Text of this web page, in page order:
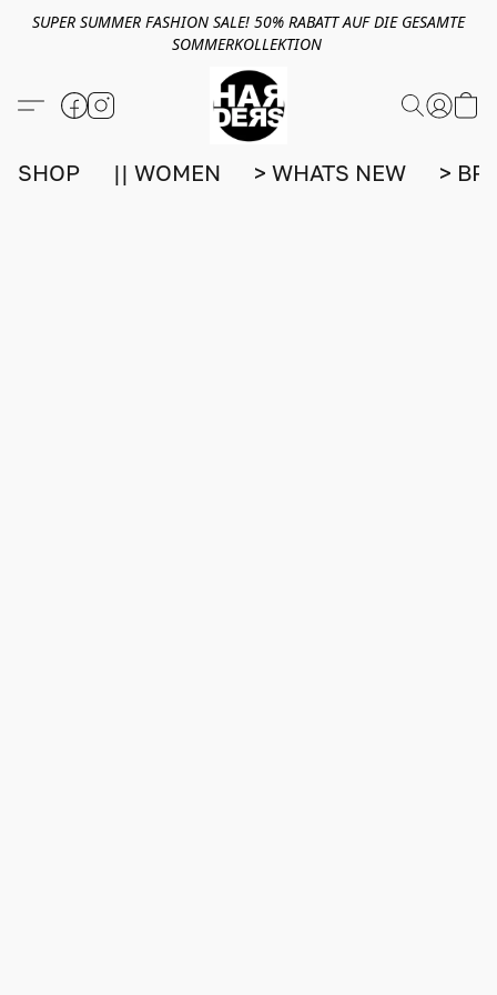
SUPER SUMMER FASHION SALE! 50% RABATT AUF DIE GESAMTE
SOMMERKOLLEKTION
SHOP || WOMEN > WHATS NEW >